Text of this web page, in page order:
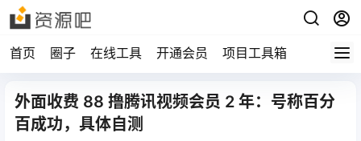
首页 圈子 在线工具 开通会员 项目工具箱
外面收费 88 撸腾讯视频会员 2 年：号称百分
百成功，具体自测